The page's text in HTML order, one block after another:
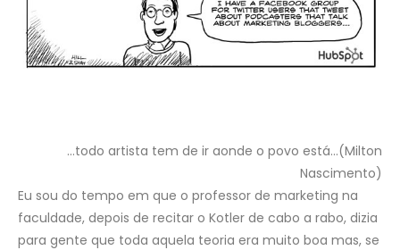
…todo artista tem de ir aonde o povo está…(Milton
Nascimento)
Eu sou do tempo em que o professor de marketing na
faculdade, depois de recitar o Kotler de cabo a rabo, dizia
para gente que toda aquela teoria era muito boa mas, se